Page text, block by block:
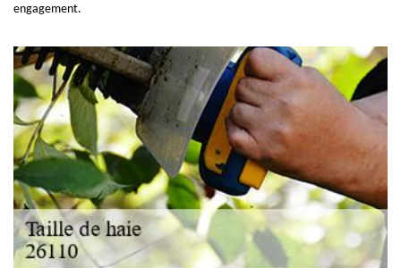
engagement.